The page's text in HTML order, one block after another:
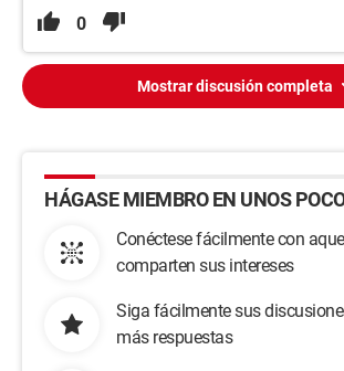
0
Mostrar discusión completa
HÁGASE MIEMBRO EN UNOS
Conéctese fácilmente con
comparten sus intereses
Siga fácilmente sus
más respuestas